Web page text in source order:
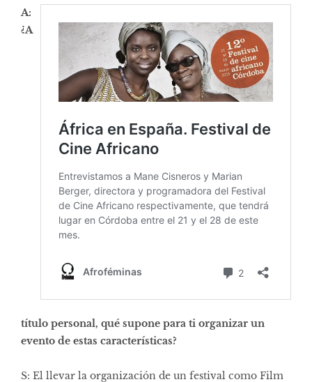
A:
¿A
título personal, qué supone para ti organizar un
evento de estas características?
S: El llevar la organización de un festival como Film